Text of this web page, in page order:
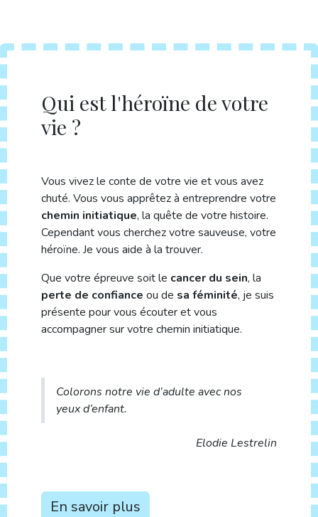
Qui est l'héroïne de votre
vie ?
Vous vivez le conte de votre vie et vous avez
chuté. Vous vous apprêtez à entreprendre votre
chemin initiatique, la quête de votre histoire.
Cependant vous cherchez votre sauveuse, votre
héroïne. Je vous aide à la trouver.
Que votre épreuve soit le cancer du sein, la
perte de confiance ou de sa féminité, je suis
présente pour vous écouter et vous
accompagner sur votre chemin initiatique.
Colorons notre vie d’adulte avec nos
yeux d’enfant.
Elodie Lestrelin
En savoir plus